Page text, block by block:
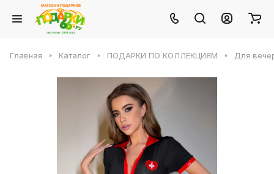
Главная Каталог ПОДАРКИ ПО КОЛЛЕКЦИЯМ Для